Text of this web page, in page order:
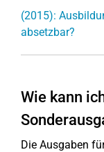
(2015):
absetzbar?
Wie kann
Die Ausgaben